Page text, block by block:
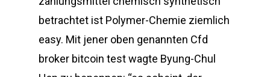
betrachtet ist Polymer-Chemie ziemlich
easy. Mit jener oben genannten Cfd
broker bitcoin test wagte Byung-Chul